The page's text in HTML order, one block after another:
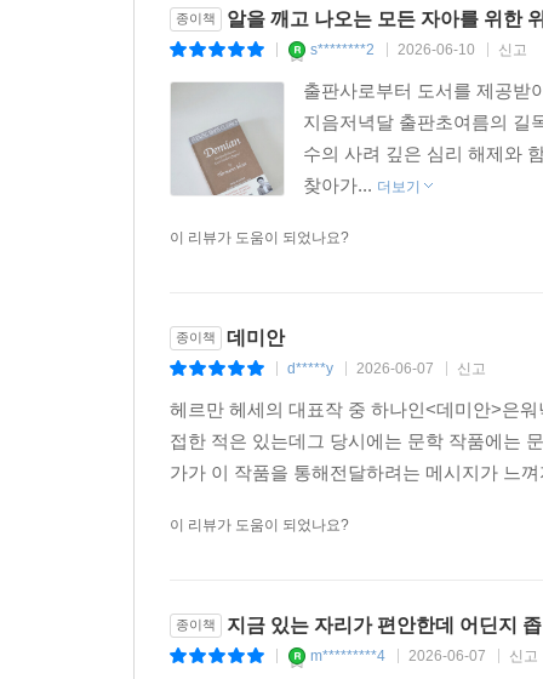
종이책 알을 깨고 나오는 모든 자아를 위한
s********2 2026-06-10 신고
출판사로부터 도서를 제공받
지음저녁달 출판초여름의 길
수의 사려 깊은 심리 해제와
찾아가... 더보기
이 리뷰가 도움이 되었나요?
종이책 데미안
d*****y 2026-06-07 신고
헤르만 헤세의 대표작 중 하나인<데미안>은
접한 적은 있는데그 당시에는 문학 작품에는
가가 이 작품을 통해전달하려는 메시지가 느
이 리뷰가 도움이 되었나요?
종이책 지금 있는 자리가 편안한데 어딘지
m*********4 2026-06-07 신고